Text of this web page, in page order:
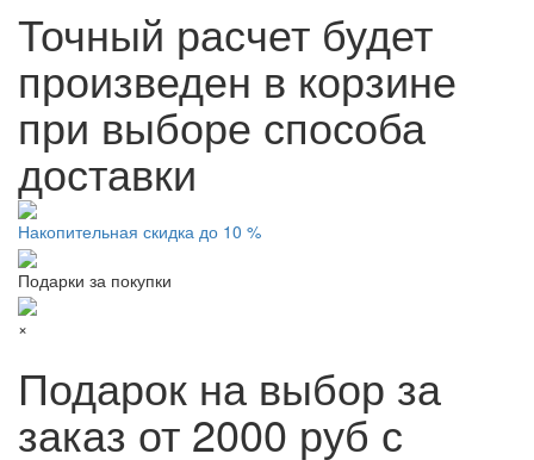
Точный расчет будет
произведен в корзине
при выборе способа
доставки
Накопительная скидка до 10 %
Подарки за покупки
×
Подарок на выбор за
заказ от 2000 руб с